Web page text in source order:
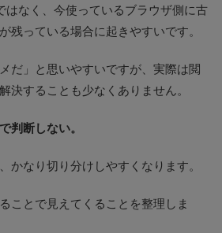
はなく、今使っているブラウザ側に古
残っている場合に起きやすいです。
だ」と思いやすいですが、実際は閲
決することも少なくありません。
判断しない。
かなり切り分けしやすくなります。
ことで見えてくることを整理しま